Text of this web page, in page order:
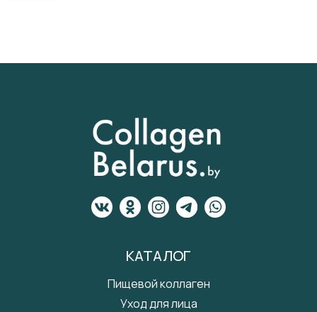
КАТАЛОГ
Пищевой коллаген
Уход для лица